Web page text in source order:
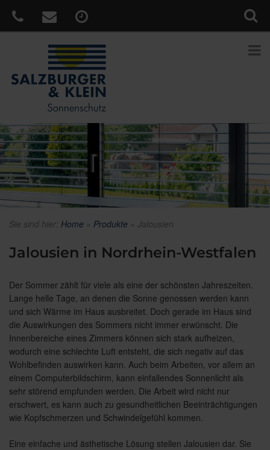
Sie sind hier: Home » Produkte » Jalousien
Jalousien in Nordrhein-Westfalen
Der Sommer zählt für viele als eine der schönsten Jahreszeiten.
Lange helle Tage, an denen die Sonne genossen werden kann
und sich Wärme im Haus ausbreitet. Doch gerade im Haus sind
die Auswirkungen des Sommers nicht immer erwünscht. Die
Innenbereiche eines Zimmers können sich stark aufheizen,
wodurch eine schlechte Luft entsteht, die sich negativ auf das
Wohlbefinden auswirken kann. Auch beim Arbeiten, vor allem an
einem Computerbildschirm, kann einfallendes Sonnenlicht als
sehr störend empfunden werden. Die Arbeit wird nicht nur
erschwert, es kann auch zu gesundheitlichen Beeinträchtigungen
wie Kopfschmerzen und Schwindelgefühl kommen.
Eine einfache und ästhetische Lösung stellen Jalousien dar. Sie